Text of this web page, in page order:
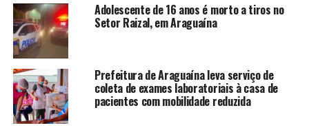
Adolescente de 16 anos é morto a tiros no
Setor Raizal, em Araguaína
Prefeitura de Araguaína leva serviço de
coleta de exames laboratoriais à casa de
pacientes com mobilidade reduzida